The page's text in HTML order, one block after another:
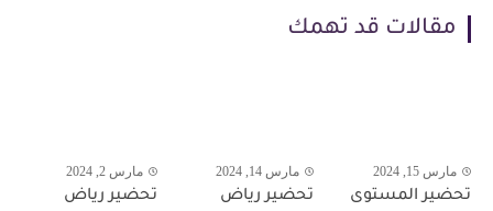
مقالات قد تهمك
مارس 15, 2024
تحضير المستوى
مارس 14, 2024
تحضير رياض
مارس 2, 2024
تحضير رياض